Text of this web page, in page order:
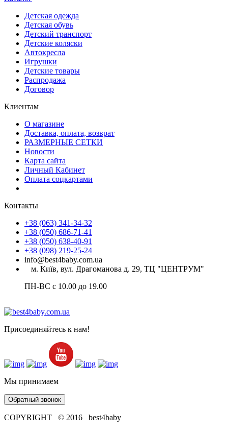
Детская одежда
Детская обувь
Детский транспорт
Детские коляски
Автокресла
Игрушки
Детские товары
Распродажа
Договор
Клиентам
О магазине
Доставка, оплата, возврат
РАЗМЕРНЫЕ СЕТКИ
Новости
Карта сайта
Личный Кабинет
Оплата соцкартами
Контакты
+38 (063) 341-34-32
+38 (050) 686-71-41
+38 (050) 638-40-91
+38 (098) 219-25-24
info@best4baby.com.ua
м. Київ, вул. Драгоманова д. 29, ТЦ "ЦЕНТРУМ"
ПН-ВС с 10.00 до 19.00
Присоединяйтесь к нам!
Мы принимаем
Обратный звонок
COPYRIGHT © 2016 best4baby